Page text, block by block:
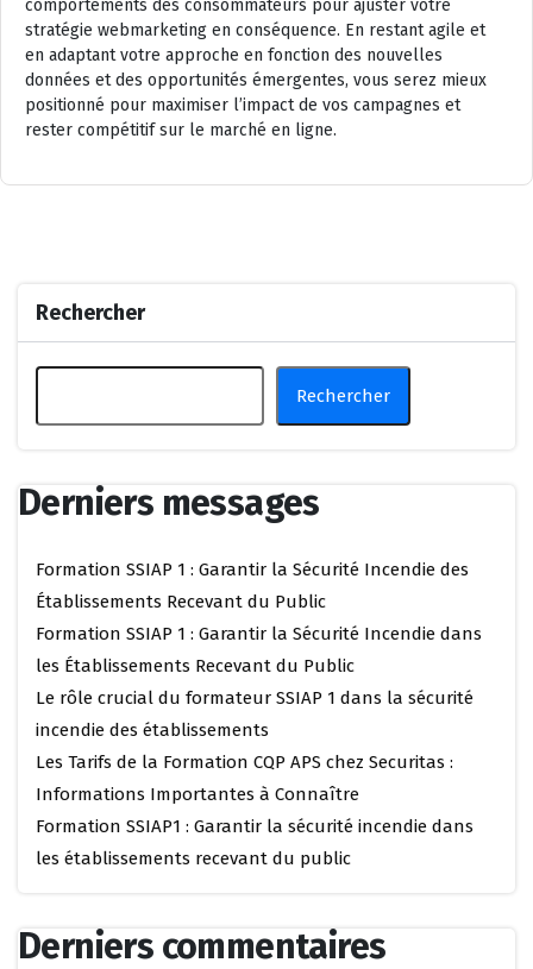
comportements des consommateurs pour ajuster votre
stratégie webmarketing en conséquence. En restant agile et
en adaptant votre approche en fonction des nouvelles
données et des opportunités émergentes, vous serez mieux
positionné pour maximiser l’impact de vos campagnes et
rester compétitif sur le marché en ligne.
Rechercher
Rechercher
Derniers messages
Formation SSIAP 1 : Garantir la Sécurité Incendie des
Établissements Recevant du Public
Formation SSIAP 1 : Garantir la Sécurité Incendie dans
les Établissements Recevant du Public
Le rôle crucial du formateur SSIAP 1 dans la sécurité
incendie des établissements
Les Tarifs de la Formation CQP APS chez Securitas :
Informations Importantes à Connaître
Formation SSIAP1 : Garantir la sécurité incendie dans
les établissements recevant du public
Derniers commentaires